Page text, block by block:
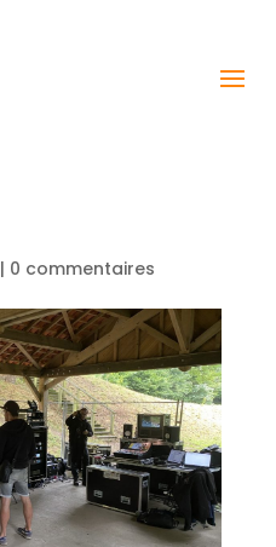
| 0 commentaires